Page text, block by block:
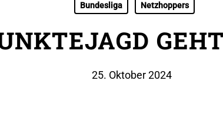
Bundesliga Netzhoppers
25. Oktober 2024